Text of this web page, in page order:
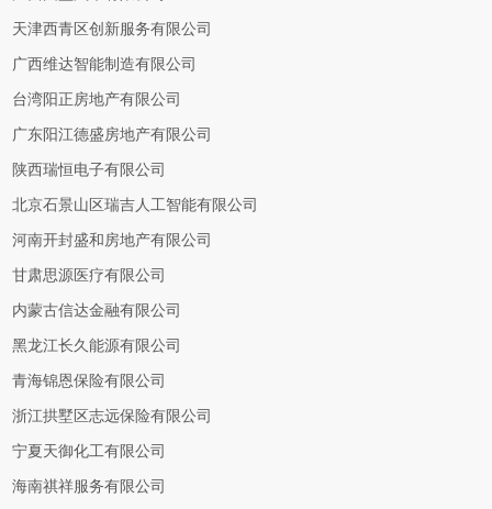
天津西青区创新服务有限公司
广西维达智能制造有限公司
台湾阳正房地产有限公司
广东阳江德盛房地产有限公司
陕西瑞恒电子有限公司
北京石景山区瑞吉人工智能有限公司
河南开封盛和房地产有限公司
甘肃思源医疗有限公司
内蒙古信达金融有限公司
黑龙江长久能源有限公司
青海锦恩保险有限公司
浙江拱墅区志远保险有限公司
宁夏天御化工有限公司
海南祺祥服务有限公司